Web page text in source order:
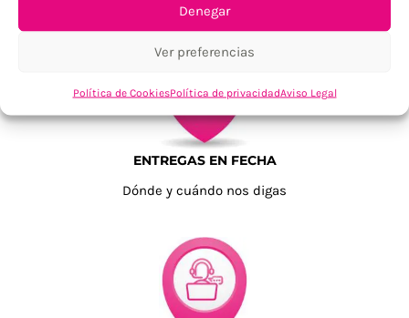
Denegar
Ver preferencias
Política de CookiesPolítica de privacidadAviso Legal
ENTREGAS EN FECHA
Dónde y cuándo nos digas